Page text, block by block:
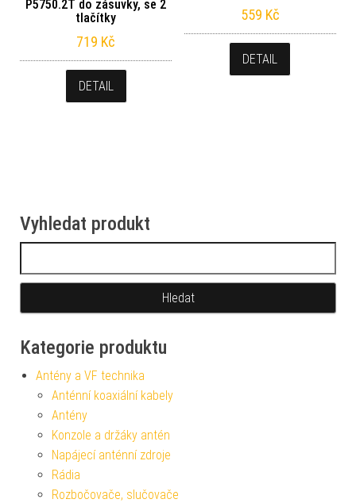
P5750.2T do zásuvky, se 2
tlačítky
719 Kč
DETAIL
559 Kč
DETAIL
Vyhledat produkt
Kategorie produktu
Antény a VF technika
Anténní koaxiální kabely
Antény
Konzole a držáky antén
Napájecí anténní zdroje
Rádia
Rozbočovače, slučovače